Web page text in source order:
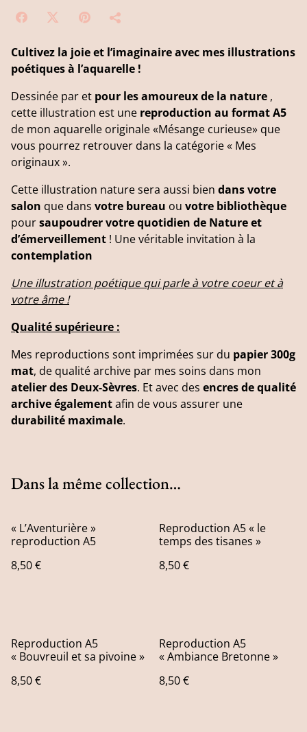
Cultivez la joie et l’imaginaire avec mes illustrations
poétiques à l’aquarelle !
Dessinée par et pour les amoureux de la nature ,
cette illustration est une reproduction au format A5
de mon aquarelle originale «Mésange curieuse» que
vous pourrez retrouver dans la catégorie « Mes
originaux ».
Cette illustration nature sera aussi bien dans votre
salon que dans votre bureau ou votre bibliothèque
poursaupoudrer votre quotidien de Nature et
d’émerveillement ! Une véritable invitation à la
contemplation
Une illustration poétique qui parle à votre coeur et à
votre âme !
Qualité supérieure :
Mes reproductions sont imprimées sur du papier 300g
mat, de qualité archive par mes soins dans mon
atelier des Deux-Sèvres. Et avec des encres de qualité
archive égalementafin de vous assurer une
durabilité maximale.
Dans la même collection…
« L’Aventurière »
reproduction A5
8,50 €
Reproduction A5 « le
temps des tisanes »
8,50 €
Reproduction A5
« Bouvreuil et sa pivoine »
8,50 €
Reproduction A5
« Ambiance Bretonne »
8,50 €